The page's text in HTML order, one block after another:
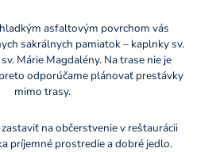
asfaltovým povrchom vás
sakrálnych pamiatok – kaplnky sv.
Márie Magdalény. Na trase nie je
odporúčame plánovať prestávky
mimo trasy.
na občerstvenie v reštaurácii
príjemné prostredie a dobré jedlo.